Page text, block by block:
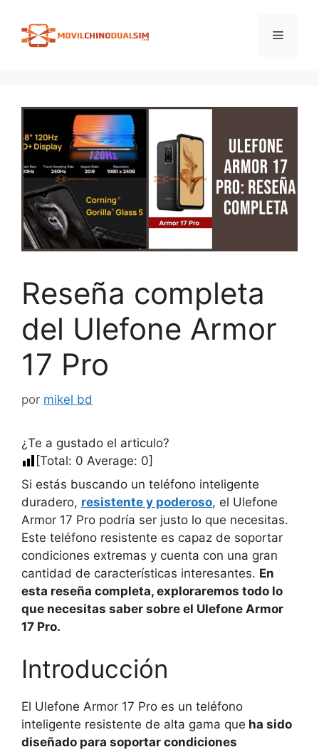
contenido
Menú
Reseña completa
del Ulefone Armor
17 Pro
por mikel bd
¿Te a gustado el articulo?
[Total: 0 Average: 0]
Si estás buscando un teléfono inteligente
duradero, resistente y poderoso, el Ulefone
Armor 17 Pro podría ser justo lo que necesitas.
Este teléfono resistente es capaz de soportar
condiciones extremas y cuenta con una gran
cantidad de características interesantes. En
esta reseña completa, exploraremos todo lo
que necesitas saber sobre el Ulefone Armor
17 Pro.
Introducción
El Ulefone Armor 17 Pro es un teléfono
inteligente resistente de alta gama que ha sido
diseñado para soportar condiciones